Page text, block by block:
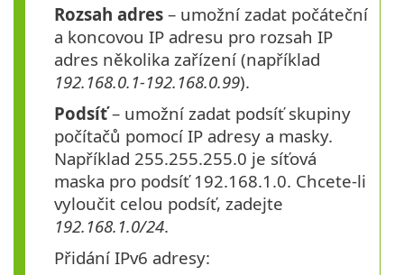
Rozsah adres – umožní zadat počáteční
a koncovou IP adresu pro rozsah IP
adres několika zařízení (například
192.168.0.1-192.168.0.99).
Podsíť– umožní zadat podsíť skupiny
počítačů pomocí IP adresy a masky.
Například 255.255.255.0 je síťová
maska pro podsíť 192.168.1.0. Chcete-li
vyloučit celou podsíť, zadejte
192.168.1.0/24.
Přidání IPv6 adresy: